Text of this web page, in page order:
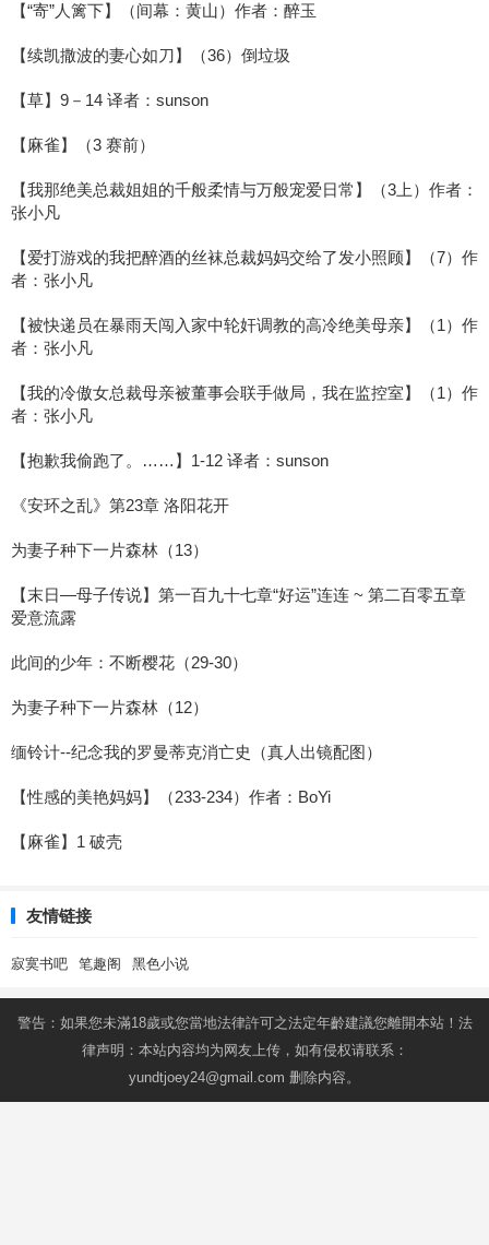
【“寄”人篱下】（间幕：黄山）作者：醉玉
【续凯撒波的妻心如刀】（36）倒垃圾
【草】9－14 译者：sunson
【麻雀】（3 赛前）
【我那绝美总裁姐姐的千般柔情与万般宠爱日常】（3上）作者：
张小凡
【爱打游戏的我把醉酒的丝袜总裁妈妈交给了发小照顾】（7）作
者：张小凡
【被快递员在暴雨天闯入家中轮奸调教的高冷绝美母亲】（1）作
者：张小凡
【我的冷傲女总裁母亲被董事会联手做局，我在监控室】（1）作
者：张小凡
【抱歉我偷跑了。……】1-12 译者：sunson
《安环之乱》第23章 洛阳花开
为妻子种下一片森林（13）
【末日—母子传说】第一百九十七章“好运”连连 ~ 第二百零五章
爱意流露
此间的少年：不断樱花（29-30）
为妻子种下一片森林（12）
缅铃计--纪念我的罗曼蒂克消亡史（真人出镜配图）
【性感的美艳妈妈】（233-234）作者：BoYi
【麻雀】1 破壳
友情链接
寂寞书吧 笔趣阁 黑色小说
警告：如果您未滿18歲或您當地法律許可之法定年齡建議您離開本站！法
律声明：本站内容均为网友上传，如有侵权请联系：
yundtjoey24@gmail.com 删除内容。